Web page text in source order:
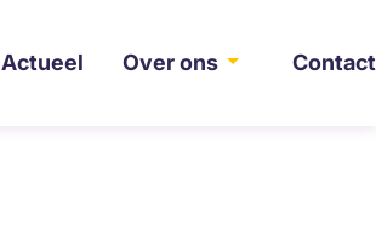
Actueel Over ons Contact